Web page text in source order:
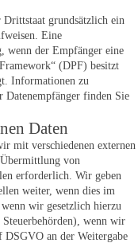
grundsätzlich ein
Eine
wenn der Empfänger eine
(DPF) besitzt
Informationen zu
Datenempfänger finden Sie
Daten
mit verschiedenen externen
von
erforderlich. Wir geben
weiter, wenn dies im
wir gesetzlich hierzu
wenn wir
an der Weitergabe